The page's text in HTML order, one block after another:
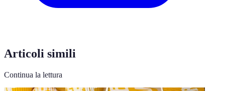
Articoli simili
Continua la lettura